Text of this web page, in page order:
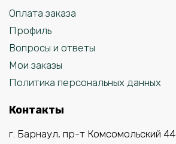
Оплата заказа
Профиль
Вопросы и ответы
Мои заказы
Политика персональных данных
Контакты
г. Барнаул, пр-т Комсомольский 44